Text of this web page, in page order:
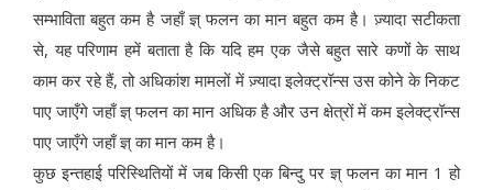
सम्भाविता बहुत कम है जहाँ ज्ञ् फलन का मान बहुत कम है। ज़्यादा सटीकता
से, यह परिणाम हमें बताता है कि यदि हम एक जैसे बहुत सारे कणों के साथ
काम कर रहे हैं, तो अधिकांश मामलों में ज़्यादा इलेक्ट्रॉन्स उस कोने के निकट
पाए जाएँगे जहाँ ज्ञ् फलन का मान अधिक है और उन क्षेत्रों में कम इलेक्ट्रॉन्स
पाए जाएँगे जहाँ ज्ञ् का मान कम है।
कुछ इन्तहाई परिस्थितियों में जब किसी एक बिन्दु पर ज्ञ् फलन का मान 1 हो